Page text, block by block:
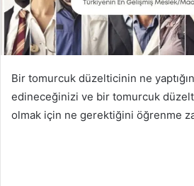
Bir tomurcuk düzelticinin ne
edineceğinizi ve bir tomurcuk
olmak için ne gerektiğini öğrenme